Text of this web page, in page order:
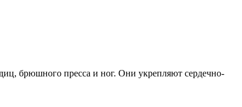
брюшного пресса и ног. Они укрепляют сердечно-